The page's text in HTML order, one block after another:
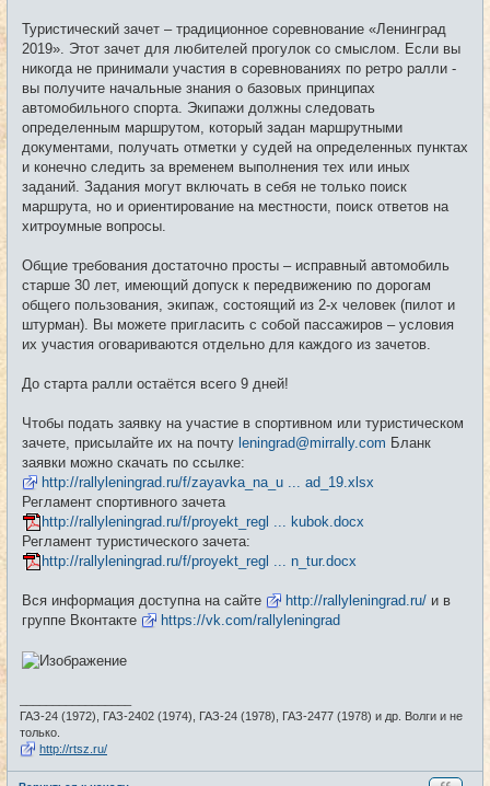
Туристический зачет – традиционное соревнование «Ленинград
2019». Этот зачет для любителей прогулок со смыслом. Если вы
никогда не принимали участия в соревнованиях по ретро ралли -
вы получите начальные знания о базовых принципах
автомобильного спорта. Экипажи должны следовать
определенным маршрутом, который задан маршрутными
документами, получать отметки у судей на определенных пунктах
и конечно следить за временем выполнения тех или иных
заданий. Задания могут включать в себя не только поиск
маршрута, но и ориентирование на местности, поиск ответов на
хитроумные вопросы.
Общие требования достаточно просты – исправный автомобиль
старше 30 лет, имеющий допуск к передвижению по дорогам
общего пользования, экипаж, состоящий из 2-х человек (пилот и
штурман). Вы можете пригласить с собой пассажиров – условия
их участия оговариваются отдельно для каждого из зачетов.
До старта ралли остаётся всего 9 дней!
Чтобы подать заявку на участие в спортивном или туристическом
зачете, присылайте их на почту leningrad@mirrally.com Бланк
заявки можно скачать по ссылке:
http://rallyleningrad.ru/f/zayavka_na_u ... ad_19.xlsx
Регламент спортивного зачета
http://rallyleningrad.ru/f/proyekt_regl ... kubok.docx
Регламент туристического зачета:
http://rallyleningrad.ru/f/proyekt_regl ... n_tur.docx
Вся информация доступна на сайте http://rallyleningrad.ru/ и в
группе Вконтакте
https://vk.com/rallyleningrad
ГАЗ-24 (1972), ГАЗ-2402 (1974), ГАЗ-24 (1978), ГАЗ-2477 (1978) и др. Волги и не
только.
http://rtsz.ru/